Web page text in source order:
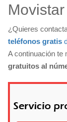
Movistar
¿Quieres
teléfonos gratis
A continuación te
gratuitos al